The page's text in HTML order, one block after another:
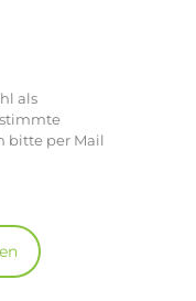
als
bitte per Mail